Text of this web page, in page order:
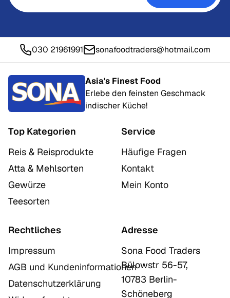
030 21961991 sonafoodtraders@hotmail.com
Asia's Finest Food
Erlebe den feinsten Geschmack
indischer Küche!
Top Kategorien
Reis & Reisprodukte
Atta & Mehlsorten
Gewürze
Teesorten
Service
Häufige Fragen
Kontakt
Mein Konto
Rechtliches
Impressum
AGB und Kundeninformationen
Datenschutzerklärung
Adresse
Sona Food Traders
Bülowstr 56-57,
10783 Berlin-
Schöneberg